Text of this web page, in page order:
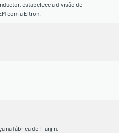
estabelece a divisão de
com a Eltron.
na fábrica de Tianjin.